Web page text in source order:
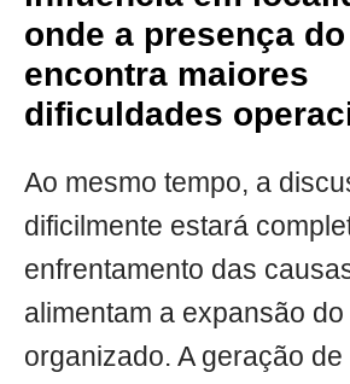
onde a presença
encontra maiores
dificuldades
Ao mesmo tempo, a
dificilmente estará
enfrentamento das
alimentam a expansão do
organizado. A geração